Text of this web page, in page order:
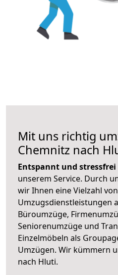
Mit uns richtig
Chemnitz nach
Entspannt und stressfrei
unserem Service. Durch
wir Ihnen eine Vielzahl von
Umzugsdienstleistungen
Büroumzüge,
Seniorenumzüge und
Einzelmöbeln als
Umzügen. Wir kümmern
nach Hluti.